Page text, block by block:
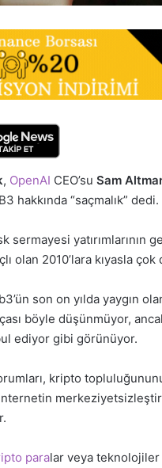
, OpenAI CEO’su Sam
hakkında “saçmalık” dedi.
sermayesi yatırımlarının
olan 2010’lara kıyasla
son on yılda yaygın
böyle düşünmüyor,
ediyor gibi görünüyor.
kripto
paralar veya teknolojiler